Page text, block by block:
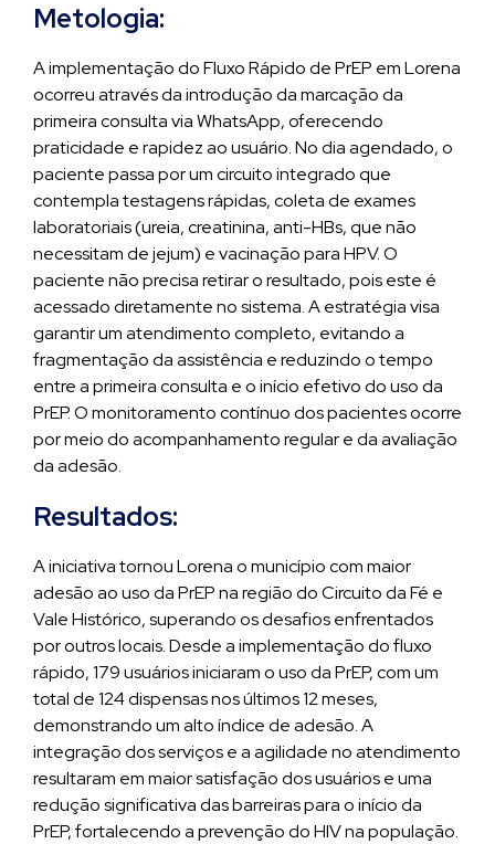
Metologia:
A implementação do Fluxo Rápido de PrEP em Lorena
ocorreu através da introdução da marcação da
primeira consulta via WhatsApp, oferecendo
praticidade e rapidez ao usuário. No dia agendado, o
paciente passa por um circuito integrado que
contempla testagens rápidas, coleta de exames
laboratoriais (ureia, creatinina, anti-HBs, que não
necessitam de jejum) e vacinação para HPV. O
paciente não precisa retirar o resultado, pois este é
acessado diretamente no sistema. A estratégia visa
garantir um atendimento completo, evitando a
fragmentação da assistência e reduzindo o tempo
entre a primeira consulta e o início efetivo do uso da
PrEP. O monitoramento contínuo dos pacientes ocorre
por meio do acompanhamento regular e da avaliação
da adesão.
Resultados:
A iniciativa tornou Lorena o município com maior
adesão ao uso da PrEP na região do Circuito da Fé e
Vale Histórico, superando os desafios enfrentados
por outros locais. Desde a implementação do fluxo
rápido, 179 usuários iniciaram o uso da PrEP, com um
total de 124 dispensas nos últimos 12 meses,
demonstrando um alto índice de adesão. A
integração dos serviços e a agilidade no atendimento
resultaram em maior satisfação dos usuários e uma
redução significativa das barreiras para o início da
PrEP, fortalecendo a prevenção do HIV na população.